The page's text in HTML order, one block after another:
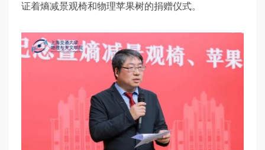
证着熵减景观椅和物理苹果树的捐赠仪式。